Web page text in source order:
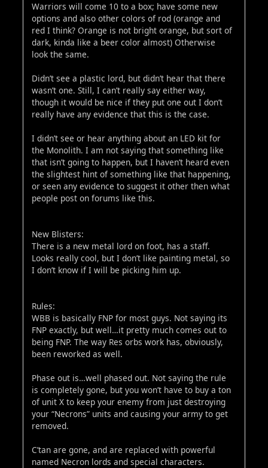
Warriors will come 10 to a box; have some new
options and also other colors of rod (orange and
red I think? Orange is not bright orange, but sort of
dark, kinda like a beer color almost) Otherwise
look the same.
Didn’t see a plastic lord, but didn’t hear that there
wasn’t one. Still, I can’t really say either way,
though it would be nice if they put one out I don’t
really have any evidence that this is the case.
I didn’t see or hear anything about an LED kit for
the Monolith. I am not saying that something like
that isn’t going to happen, but I haven’t heard even
the slightest hint of something like that happening,
or seen any evidence to suggest it other then what
people post on forums like this.
New Blisters:
There is a new metal lord on foot, has a staff.
Looks really cool, but I don’t like painting metal, so
I don’t know if I will be picking him up.
Rules:
WBB is basically FNP for most guys. Not saying its
FNP exactly, but well…it pretty much comes out to
being FNP. The way Res orbs work has, obviously,
been reworked as well.
Phase out is…well phased out. Not saying the rule
is completely gone, but you won’t have to buy a ton
of unit X to keep your enemy from just destroying
your “Necrons” units and causing your army to get
removed.
C’tan are gone, and are replaced with powerful
named Necron lords and special characters.